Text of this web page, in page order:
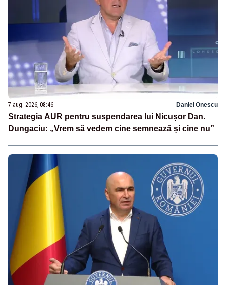
7 aug. 2026, 08:46 Daniel Onescu
Strategia AUR pentru suspendarea lui Nicușor Dan.
Dungaciu: „Vrem să vedem cine semnează și cine nu”